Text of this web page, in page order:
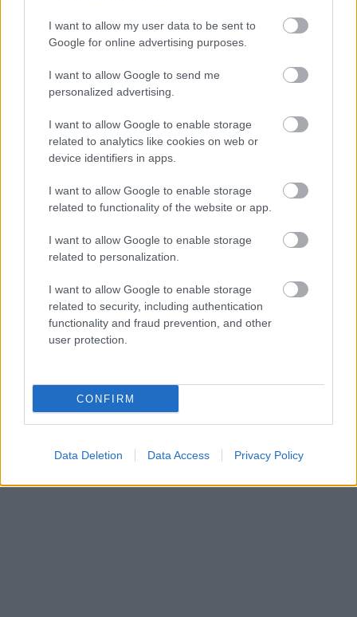
I want to allow my user data to be sent to
Google for online advertising purposes.
I want to allow Google to send me
personalized advertising.
I want to allow Google to enable storage
related to analytics like cookies on web or
device identifiers in apps.
I want to allow Google to enable storage
related to functionality of the website or app.
I want to allow Google to enable storage
related to personalization.
I want to allow Google to enable storage
related to security, including authentication
functionality and fraud prevention, and other
user protection.
CONFIRM
Data Deletion Data Access Privacy Policy
ηλεκτρονική αίτηση.
Προσοχή!Πριν προχωρήσετε στην ηλεκτρονική
αίτηση θα πρέπει να έχετε «τσεκάρει» ότι
διαθέτετεόλατα απαραίτητα τυπικά και πρόσθετα
προσόντα που ζητάει η εκάστοτε προκήρυξη,
Εάν η διαδικασία αυτή σας φαίνεται χρονοβόρα ή
έχετε άγχος μην κάνετε κάποιο λάθος, μπορείτε να
απευθυνθείτε στο proson.grγια να
Σας φτιάξει το Μητρώο ΟΡΘΑ και ΕΓΚΥΡΑ
Σας κάνει την αίτηση σε όποια προκήρυξη
ενδιαφέρεστε